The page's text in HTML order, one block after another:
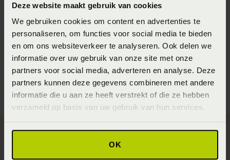
Deze website maakt gebruik van cookies
We gebruiken cookies om content en advertenties te
personaliseren, om functies voor social media te bieden
en om ons websiteverkeer te analyseren. Ook delen we
informatie over uw gebruik van onze site met onze
partners voor social media, adverteren en analyse. Deze
partners kunnen deze gegevens combineren met andere
informatie die u aan ze heeft verstrekt of die ze hebben
verzameld op basis van uw gebruik van hun services.
OK
Er komen groeihormonen vrij, je lichaam herstelt zich en
doet nieuwe kracht op.
Naarmate je ouder wordt, duren deze diepe slaapfasen
steeds korter. Je zult daardoor merken dat slapen lang
niet zo verfrissend werkt als voorheen.